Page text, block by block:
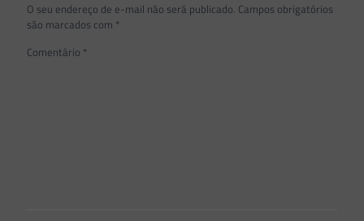
O seu endereço de e-mail não será publicado. Campos obrigatórios
são marcados com *
Comentário *